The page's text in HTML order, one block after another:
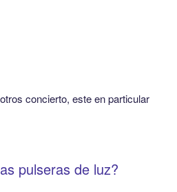
concierto, este en particular
pulseras de luz?